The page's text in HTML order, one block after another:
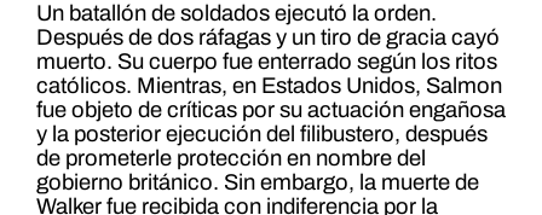
Un batallón de soldados ejecutó la orden.
Después de dos ráfagas y un tiro de gracia cayó
muerto. Su cuerpo fue enterrado según los ritos
católicos. Mientras, en Estados Unidos, Salmon
fue objeto de críticas por su actuación engañosa
y la posterior ejecución del filibustero, después
de prometerle protección en nombre del
gobierno británico. Sin embargo, la muerte de
Walker fue recibida con indiferencia por la